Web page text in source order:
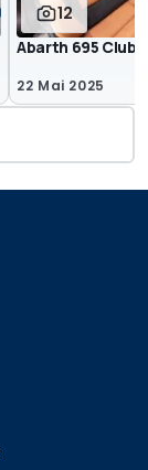
12
Abarth 695 Club
22 Mai 2025